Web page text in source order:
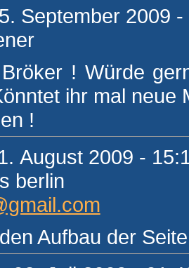
September 2009 -
! Würde
ihr mal neue
!
August 2009 -
berlin
Aufbau der